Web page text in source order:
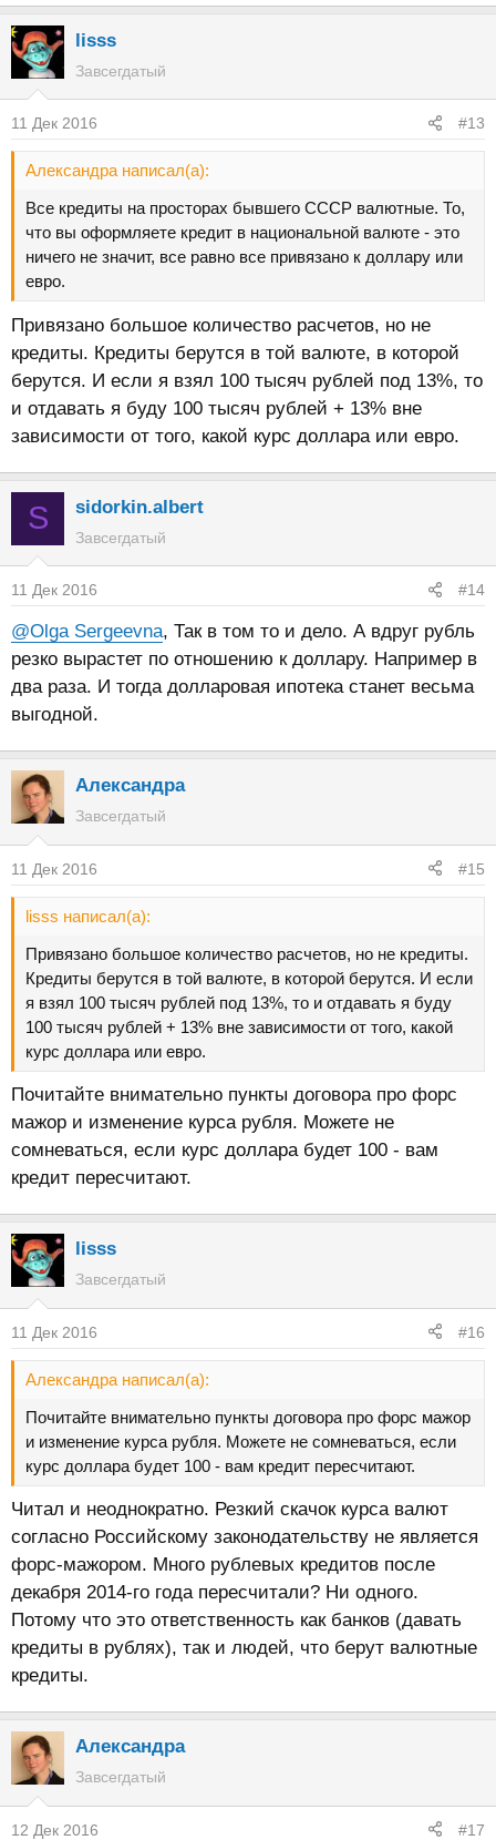
lisss
Завсегдатый
11 Дек 2016 #13
Александра написал(а):
Все кредиты на просторах бывшего СССР валютные. То,
что вы оформляете кредит в национальной валюте - это
ничего не значит, все равно все привязано к доллару или
евро.
Привязано большое количество расчетов, но не
кредиты. Кредиты берутся в той валюте, в которой
берутся. И если я взял 100 тысяч рублей под 13%, то
и отдавать я буду 100 тысяч рублей + 13% вне
зависимости от того, какой курс доллара или евро.
S sidorkin.albert
Завсегдатый
11 Дек 2016 #14
@Olga Sergeevna, Так в том то и дело. А вдруг рубль
резко вырастет по отношению к доллару. Например в
два раза. И тогда долларовая ипотека станет весьма
выгодной.
Александра
Завсегдатый
11 Дек 2016 #15
lisss написал(а):
Привязано большое количество расчетов, но не кредиты.
Кредиты берутся в той валюте, в которой берутся. И если
я взял 100 тысяч рублей под 13%, то и отдавать я буду
100 тысяч рублей + 13% вне зависимости от того, какой
курс доллара или евро.
Почитайте внимательно пункты договора про форс
мажор и изменение курса рубля. Можете не
сомневаться, если курс доллара будет 100 - вам
кредит пересчитают.
lisss
Завсегдатый
11 Дек 2016 #16
Александра написал(а):
Почитайте внимательно пункты договора про форс мажор
и изменение курса рубля. Можете не сомневаться, если
курс доллара будет 100 - вам кредит пересчитают.
Читал и неоднократно. Резкий скачок курса валют
согласно Российскому законодательству не является
форс-мажором. Много рублевых кредитов после
декабря 2014-го года пересчитали? Ни одного.
Потому что это ответственность как банков (давать
кредиты в рублях), так и людей, что берут валютные
кредиты.
Александра
Завсегдатый
12 Дек 2016 #17